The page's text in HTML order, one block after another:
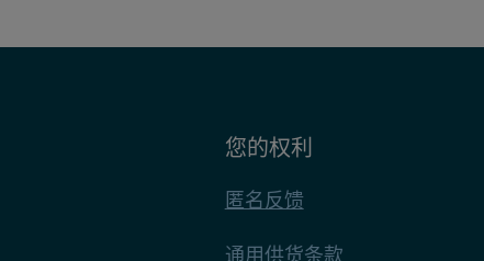
您的权利
匿名反馈
通用供货条款